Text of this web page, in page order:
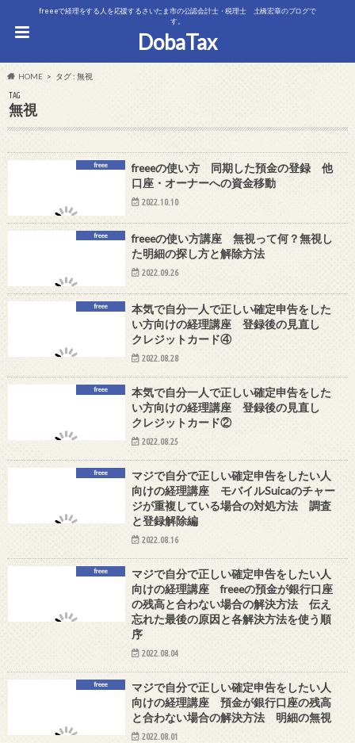
freeeで経理をする人を応援するさいたま市の公認会計士・税理士 土橋宏章のブログで
す。
DobaTax
HOME タグ : 無視
TAG
無視
freee
freeeの使い方 同期した預金の登録 他
口座・オーナーへの資金移動
2022.10.10
freee
freeeの使い方講座 無視って何？無視し
た明細の探し方と解除方法
2022.09.26
freee
本気で自分一人で正しい確定申告をした
い方向けの経理講座 登録後の見直し
クレジットカード④
2022.08.28
freee
本気で自分一人で正しい確定申告をした
い方向けの経理講座 登録後の見直し
クレジットカード②
2022.08.25
freee
マジで自分で正しい確定申告をしたい人
向けの経理講座 モバイルSuicaのチャー
ジが重複している場合の対処方法 調査
と登録解除編
2022.08.16
freee
マジで自分で正しい確定申告をしたい人
向けの経理講座 freeeの預金が銀行口座
の残高と合わない場合の解決方法 伝え
忘れた最後の原因と各解決方法を使う順
序
2022.08.04
freee
マジで自分で正しい確定申告をしたい人
向けの経理講座 預金が銀行口座の残高
と合わない場合の解決方法 明細の無視
2022.08.01